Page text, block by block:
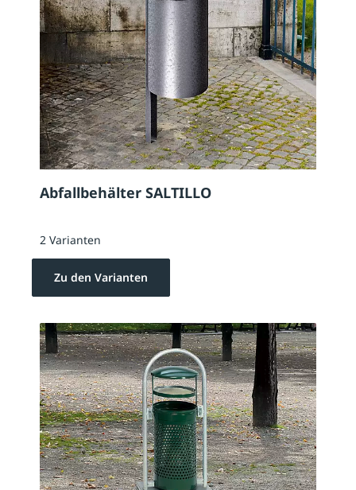
Abfallbehälter SALTILLO
2 Varianten
Zu den Varianten